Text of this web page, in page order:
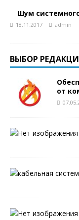
Шум
18.11.2017 admin
ВЫБОР
от